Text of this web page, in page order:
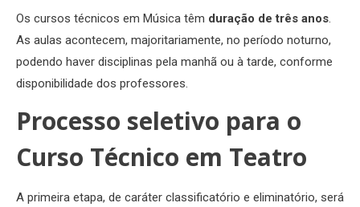
Os cursos técnicos em Música têm duração de três anos.
As aulas acontecem, majoritariamente, no período noturno,
podendo haver disciplinas pela manhã ou à tarde, conforme
disponibilidade dos professores.
Processo seletivo para o
Curso Técnico em Teatro
A primeira etapa, de caráter classificatório e eliminatório, será